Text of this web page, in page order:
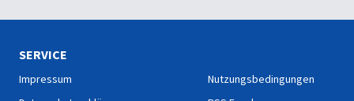
Menschen zu bekennen.
SERVICE
Impressum
Nutzungsbedingungen